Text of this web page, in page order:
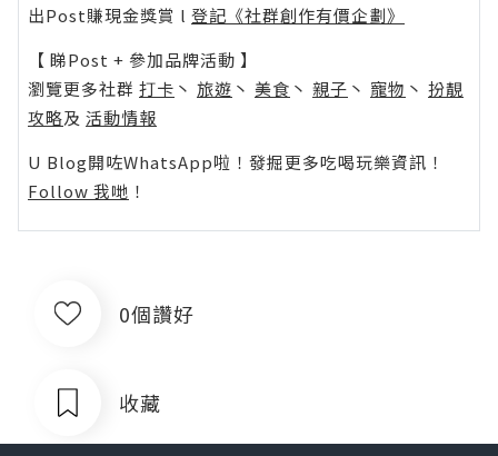
出Post賺現金獎賞 l 登記《社群創作有價企劃》
【 睇Post + 參加品牌活動 】
瀏覽更多社群 打卡 丶 旅遊 丶 美食 丶 親子 丶 寵物 丶 扮靚
攻略及 活動情報
U Blog開咗WhatsApp啦！發掘更多吃喝玩樂資訊！
Follow 我哋 ！
0個讚好
收藏